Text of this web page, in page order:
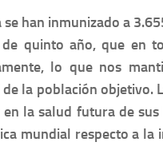
han inmunizado a
quinto año, que en
lo que nos
de la población objetivo.
la salud futura de
mundial respecto a la